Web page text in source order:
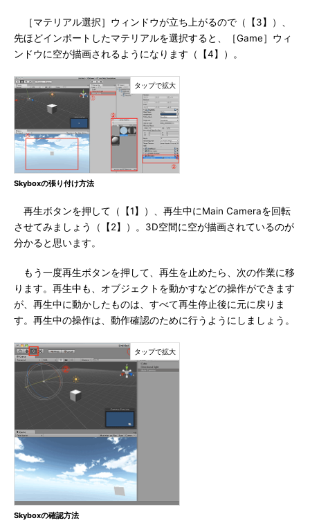
［マテリアル選択］ウィンドウが立ち上がるので（【3】）、
先ほどインポートしたマテリアルを選択すると、［Game］ウィ
ンドウに空が描画されるようになります（【4】）。
Skyboxの張り付け方法
再生ボタンを押して（【1】）、再生中にMain Cameraを回転
させてみましょう（【2】）。3D空間に空が描画されているのが
分かると思います。
もう一度再生ボタンを押して、再生を止めたら、次の作業に移
ります。再生中も、オブジェクトを動かすなどの操作ができます
が、再生中に動かしたものは、すべて再生停止後に元に戻りま
す。再生中の操作は、動作確認のために行うようにしましょう。
Skyboxの確認方法